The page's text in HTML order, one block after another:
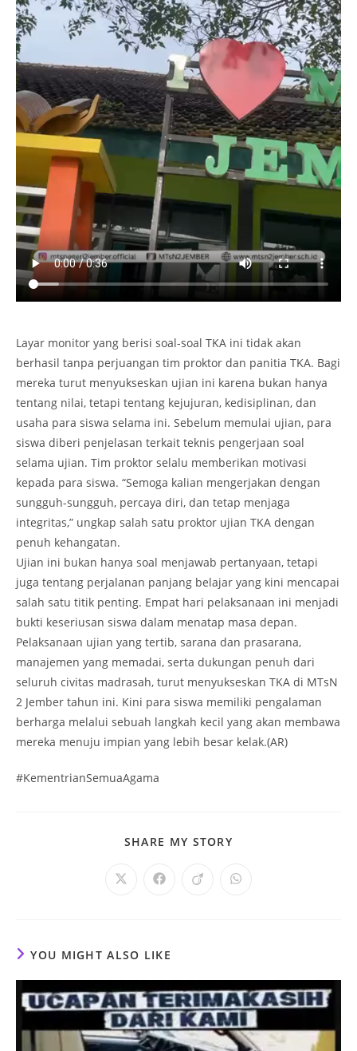
Layar monitor yang berisi soal-soal TKA ini tidak akan
berhasil tanpa perjuangan tim proktor dan panitia TKA. Bagi
mereka turut menyukseskan ujian ini karena bukan hanya
tentang nilai, tetapi tentang kejujuran, kedisiplinan, dan
usaha para siswa selama ini. Sebelum memulai ujian, para
siswa diberi penjelasan terkait teknis pengerjaan soal
selama ujian. Tim proktor selalu memberikan motivasi
kepada para siswa. “Semoga kalian mengerjakan dengan
sungguh-sungguh, percaya diri, dan tetap menjaga
integritas,” ungkap salah satu proktor ujian TKA dengan
penuh kehangatan.
Ujian ini bukan hanya soal menjawab pertanyaan, tetapi
juga tentang perjalanan panjang belajar yang kini mencapai
salah satu titik penting. Empat hari pelaksanaan ini menjadi
bukti keseriusan siswa dalam menatap masa depan.
Pelaksanaan ujian yang tertib, sarana dan prasarana,
manajemen yang memadai, serta dukungan penuh dari
seluruh civitas madrasah, turut menyukseskan TKA di MTsN
2 Jember tahun ini. Kini para siswa memiliki pengalaman
berharga melalui sebuah langkah kecil yang akan membawa
mereka menuju impian yang lebih besar kelak.(AR)
#KementrianSemuaAgama
SHARE MY STORY
Opens Opens Opens Opens
YOU MIGHT ALSO LIKE